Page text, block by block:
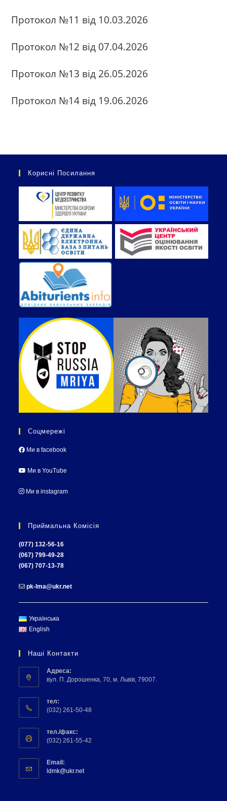
Протокол №11 від 10.03.2026
Протокол №12 від 07.04.2026
Протокол №13 від 26.05.2026
Протокол №14 від 19.06.2026
Корисні Посилання
Соцмережі
Ми в facebook
Ми в YouTube
Ми в instagram
Приймальна Комісія
(077) 132-56-16
(067) 799-49-28
(067) 707-13-78
pk-lma@ukr.net
Українська
English
Наші Контакти
Адреса:
вул. П. Дорошенка, 70, м. Львів, 79007.
тел:
(032) 261-50-48
тел./факс:
(032) 261-55-42
Email:
ldmk@ukr.net